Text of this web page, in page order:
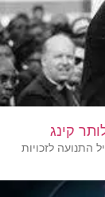
קינג
התנועה לזכויות